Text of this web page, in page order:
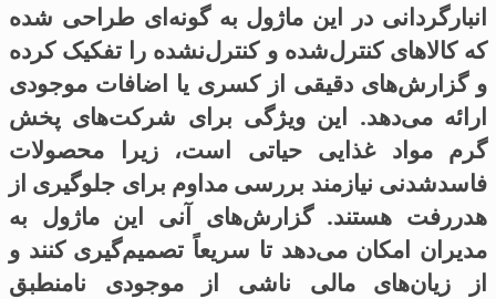
انبارگردانی در این ماژول به گونه‌ای طراحی شده
که کالاهای کنترل‌شده و کنترل‌نشده را تفکیک کرده
و گزارش‌های دقیقی از کسری یا اضافات موجودی
ارائه می‌دهد. این ویژگی برای شرکت‌های پخش
گرم مواد غذایی حیاتی است، زیرا محصولات
فاسدشدنی نیازمند بررسی مداوم برای جلوگیری از
هدررفت هستند. گزارش‌های آنی این ماژول به
مدیران امکان می‌دهد تا سریعاً تصمیم‌گیری کنند و
از زیان‌های مالی ناشی از موجودی نامنطبق